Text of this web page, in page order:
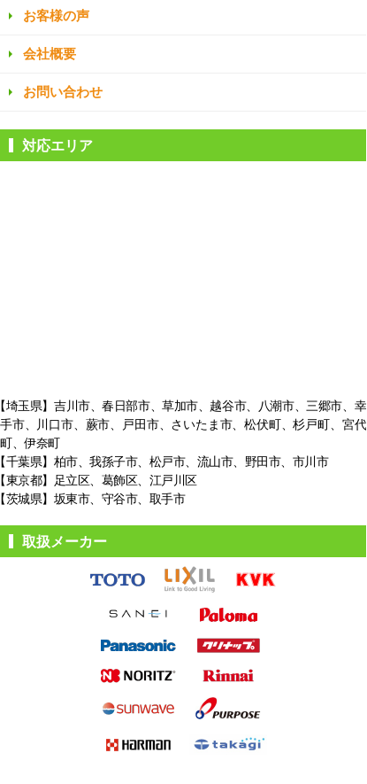
お客様の声
会社概要
お問い合わせ
対応エリア
埼玉県】吉川市、春日部市、草加市、越谷市、八潮市、三郷市、幸
手市、
川口市、蕨市、戸田市、さいたま市、松伏町、杉戸町、宮代
町、伊奈町
千葉県】柏市、我孫子市、松戸市、 流山市、野田市、市川市
東京都】足立区、葛飾区、江戸川区
茨城県】坂東市、守谷市、取手市
取扱メーカー